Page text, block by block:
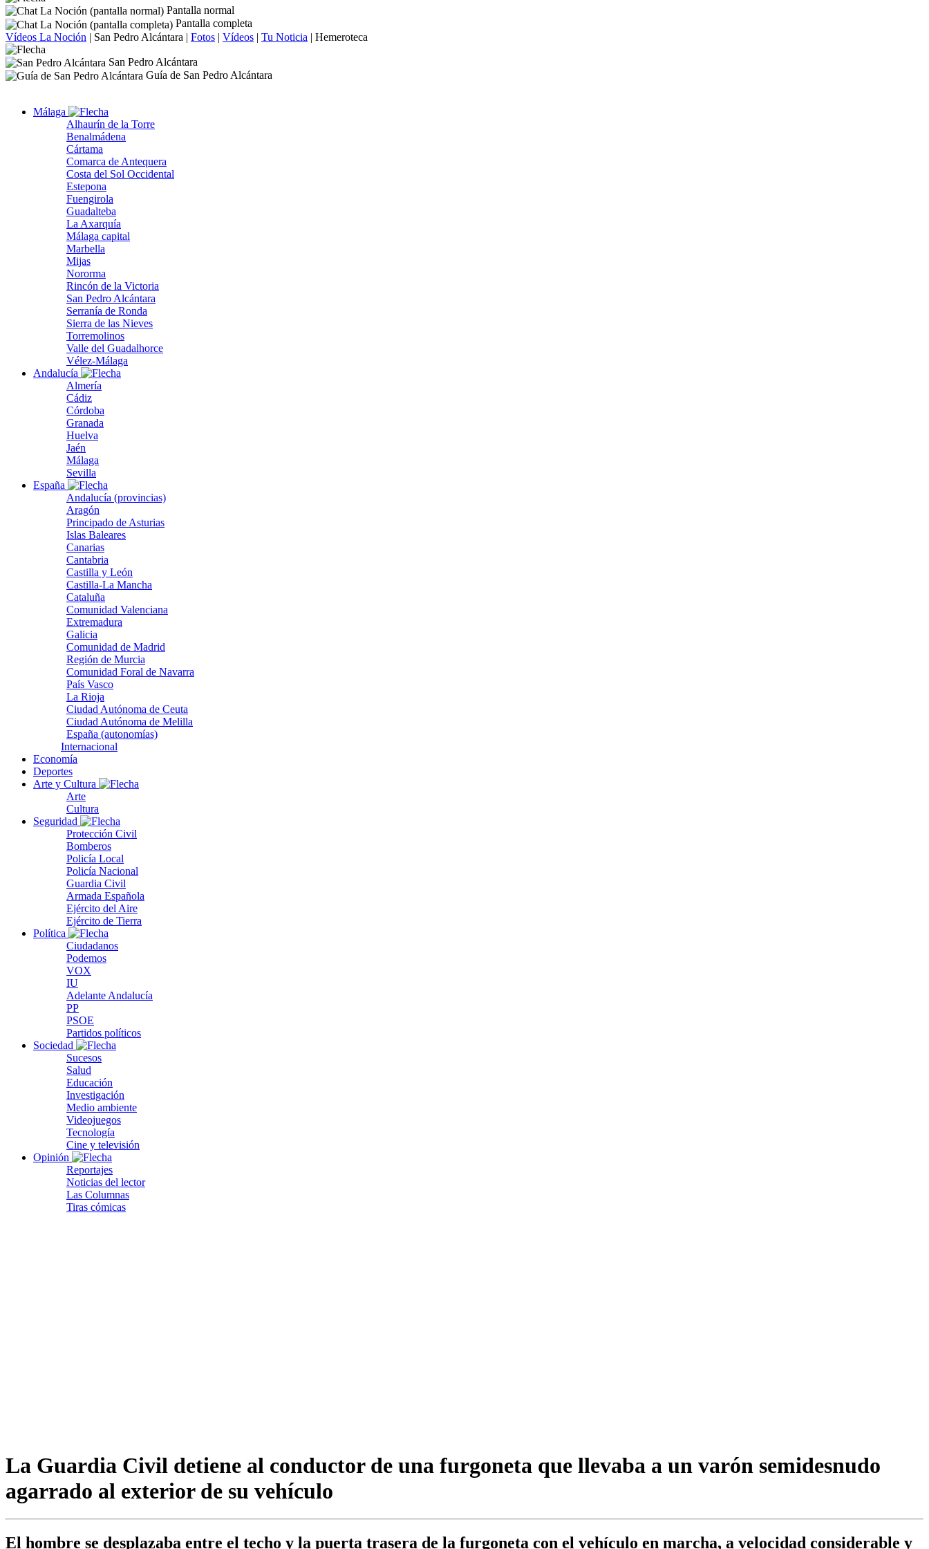
Pantalla normal
Pantalla completa
Vídeos La Noción | San Pedro Alcántara | Fotos | Vídeos | Tu Noticia | Hemeroteca
San Pedro Alcántara
Guía de San Pedro Alcántara
Málaga
Alhaurín de la Torre
Benalmádena
Cártama
Comarca de Antequera
Costa del Sol Occidental
Estepona
Fuengirola
Guadalteba
La Axarquía
Málaga capital
Marbella
Mijas
Nororma
Rincón de la Victoria
San Pedro Alcántara
Serranía de Ronda
Sierra de las Nieves
Torremolinos
Valle del Guadalhorce
Vélez-Málaga
Andalucía
Almería
Cádiz
Córdoba
Granada
Huelva
Jaén
Málaga
Sevilla
España
Andalucía (provincias)
Aragón
Principado de Asturias
Islas Baleares
Canarias
Cantabria
Castilla y León
Castilla-La Mancha
Cataluña
Comunidad Valenciana
Extremadura
Galicia
Comunidad de Madrid
Región de Murcia
Comunidad Foral de Navarra
País Vasco
La Rioja
Ciudad Autónoma de Ceuta
Ciudad Autónoma de Melilla
España (autonomías)
Internacional
Economía
Deportes
Arte y Cultura
Arte
Cultura
Seguridad
Protección Civil
Bomberos
Policía Local
Policía Nacional
Guardia Civil
Armada Española
Ejército del Aire
Ejército de Tierra
Política
Ciudadanos
Podemos
VOX
IU
Adelante Andalucía
PP
PSOE
Partidos políticos
Sociedad
Sucesos
Salud
Educación
Investigación
Medio ambiente
Videojuegos
Tecnología
Cine y televisión
Opinión
Reportajes
Noticias del lector
Las Columnas
Tiras cómicas
La Guardia Civil detiene al conductor de una furgoneta que llevaba a un varón semidesnudo
agarrado al exterior de su vehículo
El hombre se desplazaba entre el techo y la puerta trasera de la furgoneta con el vehículo en marcha, a velocidad considerable y